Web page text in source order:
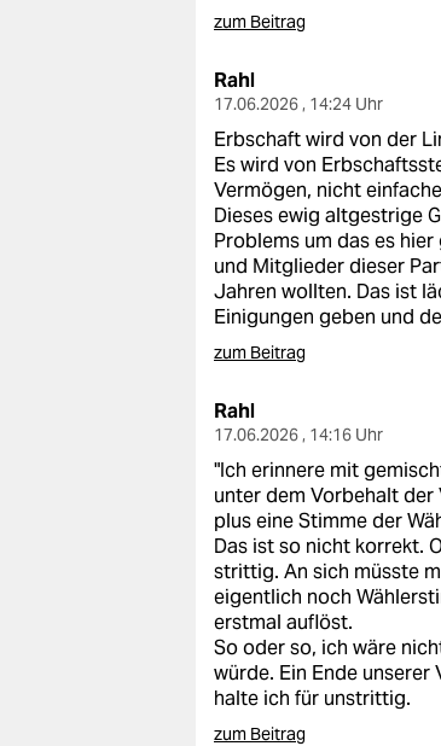
zum Beitrag
Rahl
17.06.2026 , 14:24 Uhr
Erbschaft wird von der
Es wird von
Vermögen, nicht
Dieses ewig altgestrige
Problems um das es
und Mitglieder dieser
Jahren wollten. Das ist
Einigungen geben und
zum Beitrag
Rahl
17.06.2026 , 14:16 Uhr
"Ich erinnere mit
unter dem Vorbehalt der
plus eine Stimme der
Das ist so nicht korrekt.
strittig. An sich müsste
eigentlich noch
erstmal auflöst.
So oder so, ich wäre
würde. Ein Ende
halte ich für unstrittig.
zum Beitrag